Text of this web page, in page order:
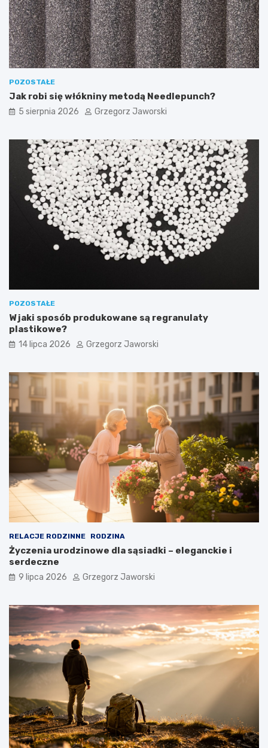
POZOSTAŁE
Jak robi się włókniny metodą Needlepunch?
5 sierpnia 2026 Grzegorz Jaworski
POZOSTAŁE
W jaki sposób produkowane są regranulaty
plastikowe?
14 lipca 2026 Grzegorz Jaworski
RELACJE RODZINNE RODZINA
Życzenia urodzinowe dla sąsiadki – eleganckie i
serdeczne
9 lipca 2026 Grzegorz Jaworski